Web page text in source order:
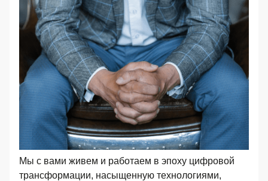
Мы с вами живем и работаем в эпоху цифровой
трансформации, насыщенную технологиями,